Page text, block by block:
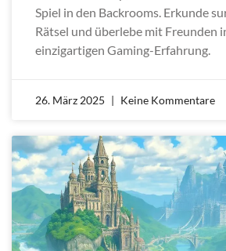
Spiel in den Backrooms. Erkunde
Rätsel und überlebe mit Freunden
einzigartigen Gaming-Erfahrung.
26. März 2025 Keine Kommentare